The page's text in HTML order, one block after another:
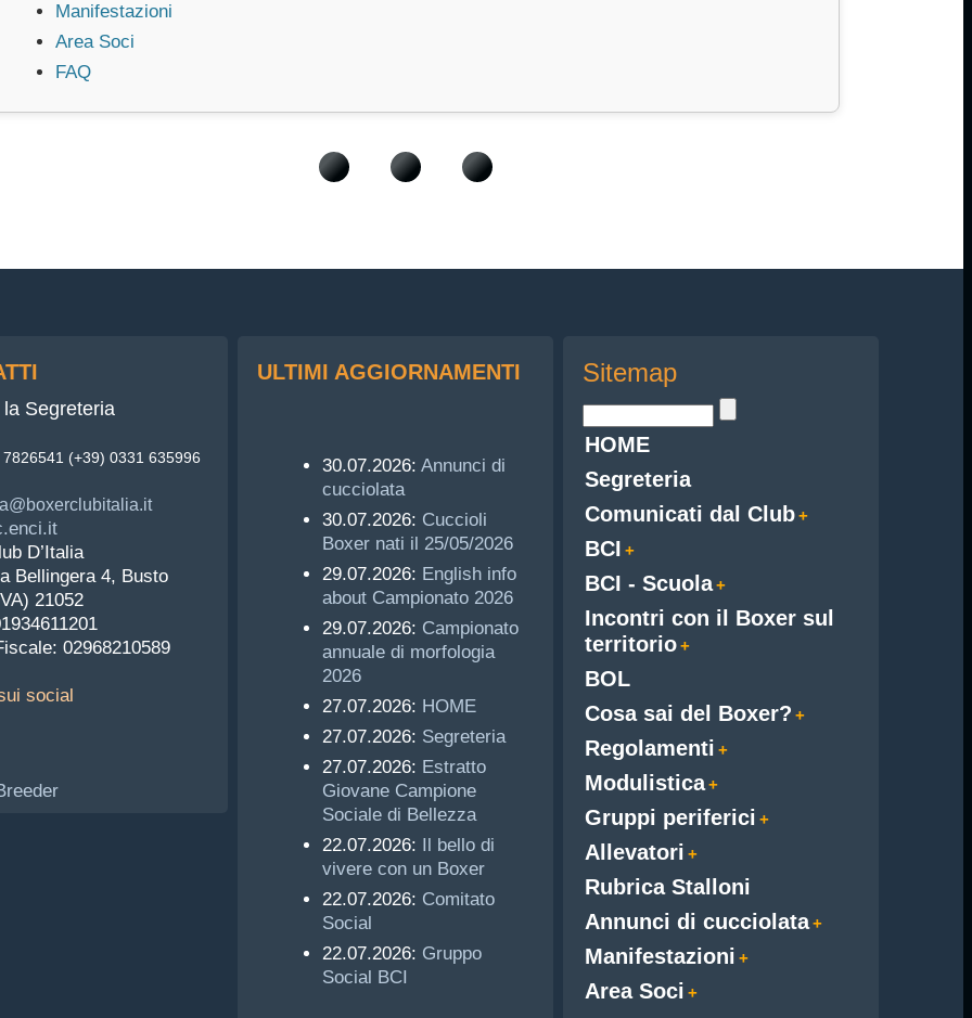
Manifestazioni
Area Soci
FAQ
Segreteria
(+39) 0331 635996
D’Italia
Bellingera 4, Busto
21052
02968210589
social
ULTIMI AGGIORNAMENTI
30.07.2026: Annunci di
cucciolata
30.07.2026: Cuccioli
Boxer nati il 25/05/2026
29.07.2026: English info
about Campionato 2026
29.07.2026: Campionato
annuale di morfologia
2026
27.07.2026: HOME
27.07.2026: Segreteria
27.07.2026: Estratto
Giovane Campione
Sociale di Bellezza
22.07.2026: Il bello di
vivere con un Boxer
22.07.2026: Comitato
Social
22.07.2026: Gruppo
Social BCI
Sitemap
HOME
Segreteria
Comunicati dal Club
BCI
BCI - Scuola
Incontri con il Boxer sul
territorio
BOL
Cosa sai del Boxer?
Regolamenti
Modulistica
Gruppi periferici
Allevatori
Rubrica Stalloni
Annunci di cucciolata
Manifestazioni
Area Soci